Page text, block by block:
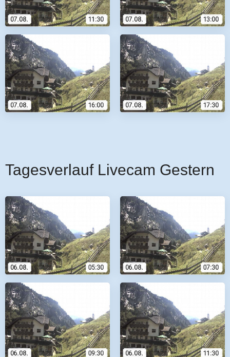
Tagesverlauf Livecam Gestern